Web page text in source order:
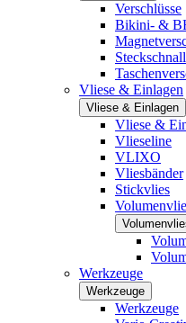
Verschlüsse
Bikini- &
Vliese & Einlagen
Vliese & Einlagen
Vliese &
Vlieseline
VLIXO
Vliesbänder
Stickvlies
Werkzeuge
Werkzeuge
Werkzeuge